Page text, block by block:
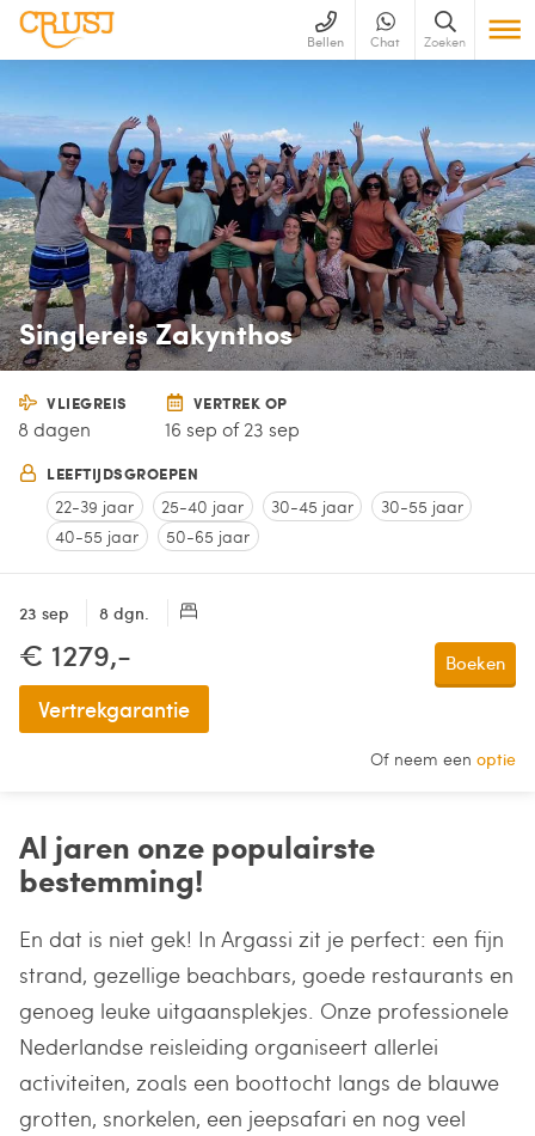
Bellen Chat Zoeken
Singlereis Zakynthos
VLIEGREIS
8 dagen
VERTREK OP
16 sep of 23 sep
LEEFTIJDSGROEPEN
22-39 jaar 25-40 jaar 30-45 jaar
30-55 jaar
40-55 jaar
50-65 jaar
23 sep 8 dgn.
€ 1279,-
Vertrekgarantie
Boeken
Of neem een optie
Al jaren onze populairste
bestemming!
En dat is niet gek! In Argassi zit je perfect: een fijn
strand, gezellige beachbars, goede restaurants en
genoeg leuke uitgaansplekjes. Onze professionele
Nederlandse reisleiding organiseert allerlei
activiteiten, zoals een boottocht langs de blauwe
grotten, snorkelen, een jeepsafari en nog veel